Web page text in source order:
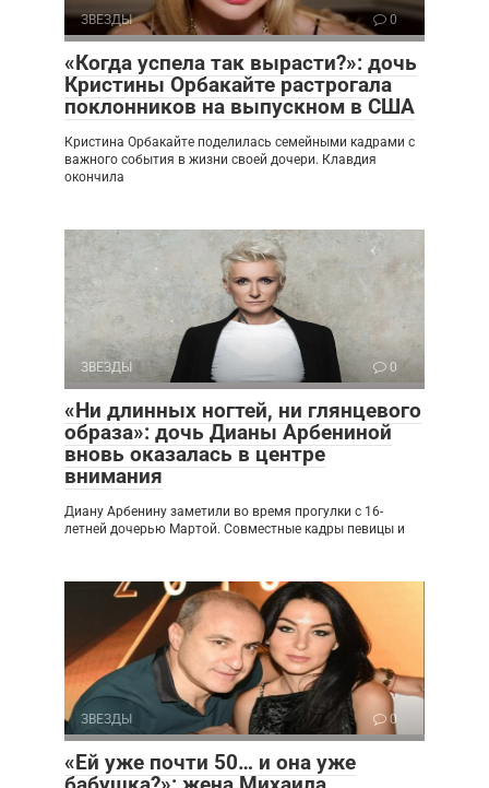
ЗВЕЗДЫ 0
«Когда успела так вырасти?»: дочь
Кристины Орбакайте растрогала
поклонников на выпускном в США
Кристина Орбакайте поделилась семейными кадрами с
важного события в жизни своей дочери. Клавдия
окончила
ЗВЕЗДЫ 0
«Ни длинных ногтей, ни глянцевого
образа»: дочь Дианы Арбениной
вновь оказалась в центре
внимания
Диану Арбенину заметили во время прогулки с 16-
летней дочерью Мартой. Совместные кадры певицы и
ЗВЕЗДЫ 0
«Ей уже почти 50… и она уже